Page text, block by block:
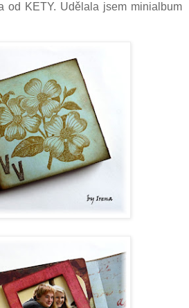
od KETY. Udělala jsem minialbum